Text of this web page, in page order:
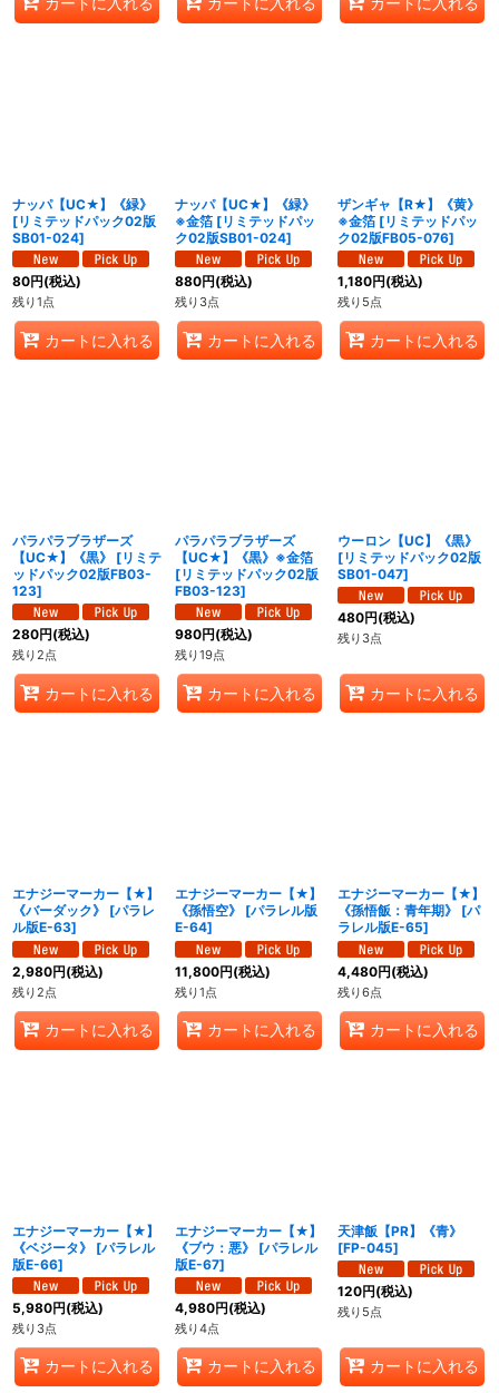
ナッパ【UC★】《緑》
[リミテッドパック02版
SB01-024]
80円(税込)
残り1点
カートに入れる
ナッパ【UC★】《緑》
※金箔 [リミテッドパッ
ク02版SB01-024]
880円(税込)
残り3点
カートに入れる
ザンギャ【R★】《黄》
※金箔 [リミテッドパッ
ク02版FB05-076]
1,180円(税込)
残り5点
カートに入れる
パラパラブラザーズ
【UC★】《黒》
[リミテ
ッドパック02版FB03-
123]
280円(税込)
残り2点
カートに入れる
パラパラブラザーズ
【UC★】《黒》※金箔
[リミテッドパック02版
FB03-123]
980円(税込)
残り19点
カートに入れる
ウーロン【UC】《黒》
[リミテッドパック02版
SB01-047]
480円(税込)
残り3点
カートに入れる
エナジーマーカー【★】
《バーダック》
[パラレ
ル版E-63]
2,980円(税込)
残り2点
カートに入れる
エナジーマーカー【★】
《孫悟空》
[パラレル版
E-64]
11,800円(税込)
残り1点
カートに入れる
エナジーマーカー【★】
《孫悟飯：青年期》
[パ
ラレル版E-65]
4,480円(税込)
残り6点
カートに入れる
エナジーマーカー【★】
《ベジータ》
[パラレル
版E-66]
5,980円(税込)
残り3点
カートに入れる
エナジーマーカー【★】
《ブウ：悪》
[パラレル
版E-67]
4,980円(税込)
残り4点
カートに入れる
天津飯【PR】《青》
[FP-045]
120円(税込)
残り5点
カートに入れる